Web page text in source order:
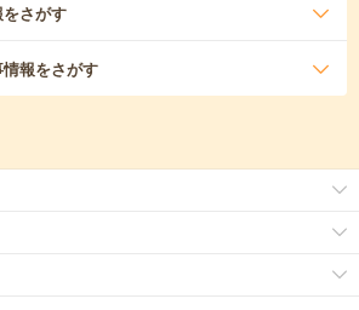
さがす
報をさがす